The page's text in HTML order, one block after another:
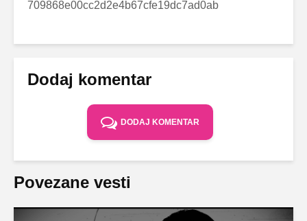
709868e00cc2d2e4b67cfe19dc7ad0ab
Dodaj komentar
DODAJ KOMENTAR
Povezane vesti